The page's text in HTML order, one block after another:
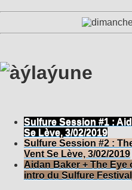
Sulfure Session #1 :
Se Lève, 3/02/2019
Sulfure Session #2 :
Vent Se Lève, 3/02/2019
Aidan Baker + The Eye
intro du Sulfure